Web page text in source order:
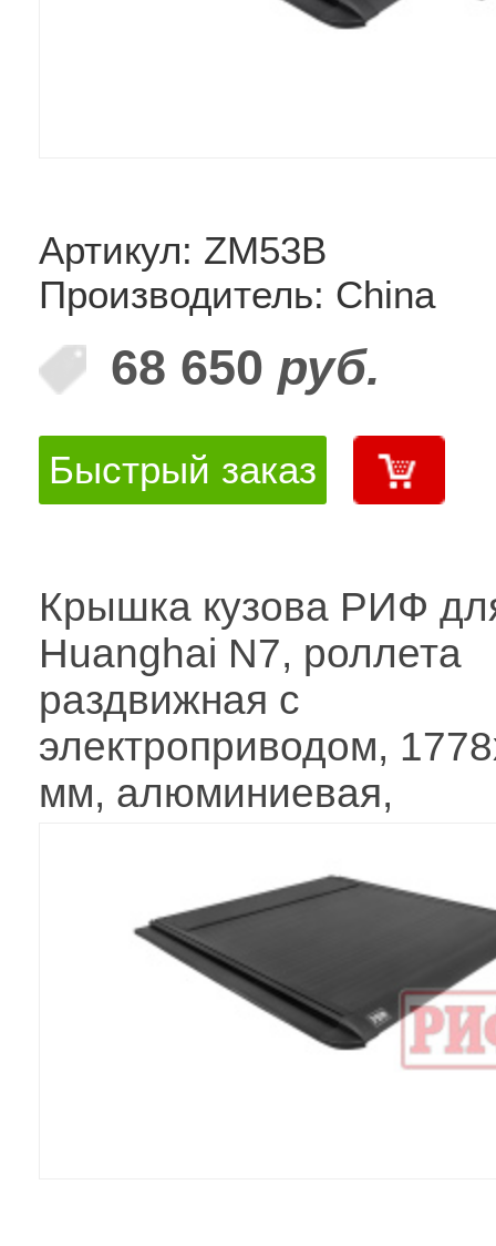
Артикул: ZM53B
Производитель: China
68 650 руб.
Быстрый заказ
Крышка кузова РИФ
Huanghai N7, роллета
раздвижная с
электроприводом,
мм, алюминиевая,